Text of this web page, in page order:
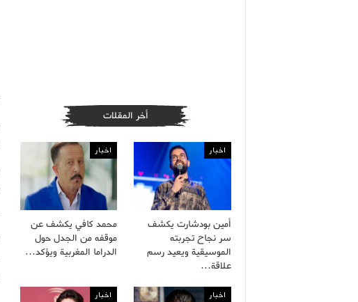
أخر المقلات
اخبار
أمين بودشارت يكشف
سر نجاح تجربته
الموسيقية ويعيد رسم
علاقة…
اخبار
محمد كافي يكشف عن
موقفه من الجدل حول
الدراما المغربية ويؤكد…
اخبار اخبار